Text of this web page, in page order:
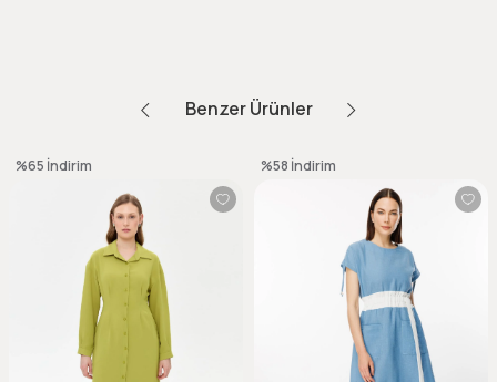
Benzer Ürünler
%65 İndirim %58 İndirim